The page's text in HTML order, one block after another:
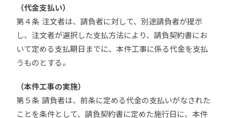
（代金支払い）
第４条 注文者は、請負者に対して、別途請負者が提示
し、注文者が選択した支払方法により、請負契約書にお
いて定める支払期日までに、本件工事に係る代金を支払
うものとする。
（本件工事の実施）
第５条 請負者は、前条に定める代金の支払いがなされた
ことを条件として、請負契約書に定めた施行日に、本件